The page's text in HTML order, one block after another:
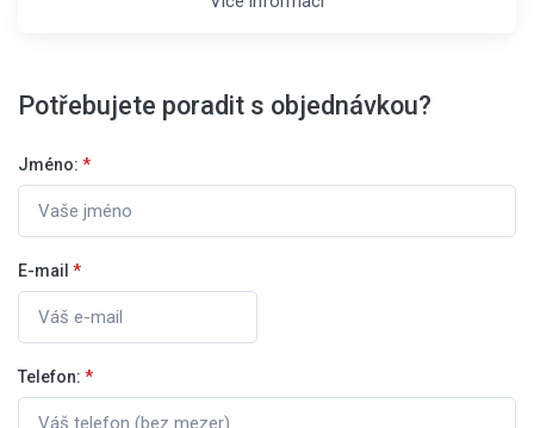
Potřebujete poradit s objednávkou?
Jméno: *
E-mail *
Telefon: *